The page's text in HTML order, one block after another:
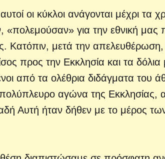
οι κύκλοι ανάγονται μέχρι
για την εθνική μας
Κατόπιν, μετά την
προς την Εκκλησία και τα
από τα ολέθρια διδάγματα του
αγώνα της Εκκλησίας,
Αυτή ήταν δήθεν με το μέρος